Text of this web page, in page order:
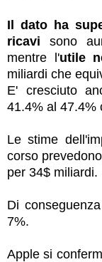
Il dato ha
ricavi sono
mentre l'utile
miliardi che
E' cresciuto
41.4% al 47.4%
Le stime
corso
per 34$ miliardi.
Di
7%.
Apple si